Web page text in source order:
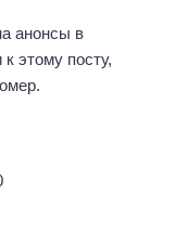
анонсы в
этому посту,